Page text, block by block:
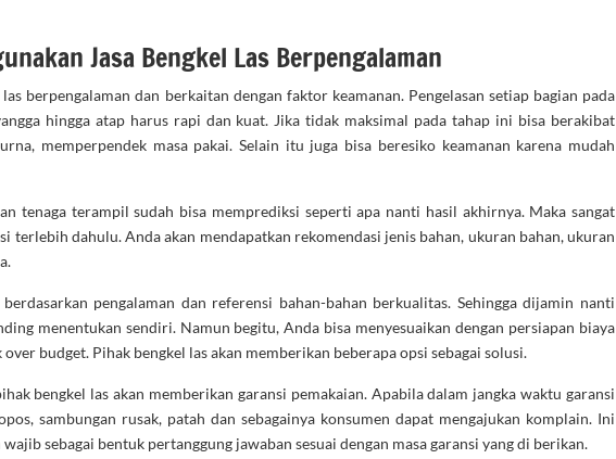
Jasa Bengkel Las Berpengalaman
berpengalaman dan berkaitan dengan faktor keamanan. Pengelasan setiap bagian pada
hingga atap harus rapi dan kuat. Jika tidak maksimal pada tahap ini bisa berakibat
memperpendek masa pakai. Selain itu juga bisa beresiko keamanan karena mudah
tenaga terampil sudah bisa memprediksi seperti apa nanti hasil akhirnya. Maka sangat
terlebih dahulu. Anda akan mendapatkan rekomendasi jenis bahan, ukuran bahan, ukuran
pengalaman dan referensi bahan-bahan berkualitas. Sehingga dijamin nanti
menentukan sendiri. Namun begitu, Anda bisa menyesuaikan dengan persiapan biaya
over budget. Pihak bengkel las akan memberikan beberapa opsi sebagai solusi.
bengkel las akan memberikan garansi pemakaian. Apabila dalam jangka waktu garansi
sambungan rusak, patah dan sebagainya konsumen dapat mengajukan komplain. Ini
sebagai bentuk pertanggung jawaban sesuai dengan masa garansi yang di berikan.